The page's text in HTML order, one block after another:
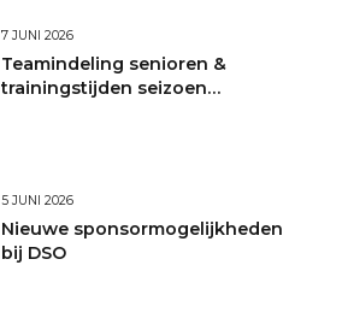
7 JUNI 2026
Teamindeling senioren &
trainingstijden seizoen
5 JUNI 2026
Nieuwe sponsormogelijkheden
bij DSO